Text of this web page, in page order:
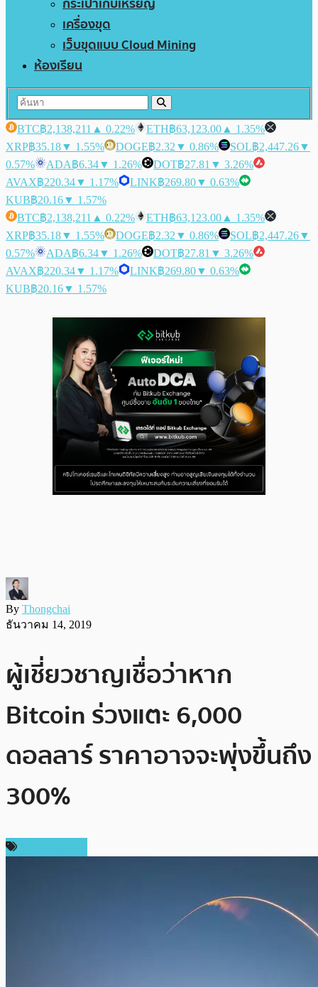
เครื่องขุด
เว็บขุดแบบ Cloud Mining
ห้องเรียน
BTC฿2,138,211 ▲ 0.22% ETH฿63,123.00 ▲ 1.35%
XRP฿35.18▼ 1.55% DOGE฿2.32 ▼ 0.86% SOL฿2,447.26▼
0.57%
ADA฿6.34▼ 1.26% DOT฿27.81 ▼ 3.26%
AVAX฿220.34▼ 1.17% LINK฿269.80▼ 0.63%
KUB฿20.16▼ 1.57%
BTC฿2,138,211 ▲ 0.22% ETH฿63,123.00 ▲ 1.35%
XRP฿35.18▼ 1.55% DOGE฿2.32 ▼ 0.86% SOL฿2,447.26▼
0.57%
ADA฿6.34▼ 1.26% DOT฿27.81 ▼ 3.26%
AVAX฿220.34▼ 1.17% LINK฿269.80▼ 0.63%
KUB฿20.16▼ 1.57%
By Thongchai
ธันวาคม 14, 2019
ผู้เชี่ยวชาญเชื่อว่าหาก
Bitcoin ร่วงแตะ 6,000
ดอลลาร์ ราคาอาจจะพุ่งขึ้นถึง
300%